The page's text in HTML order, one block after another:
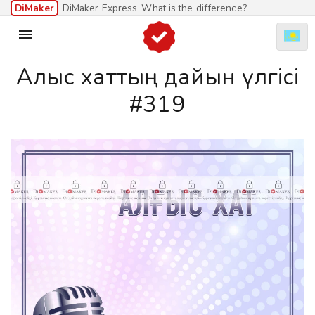
DiMaker DiMaker Express What is the difference?

Алғыс хаттың дайын үлгісі
#319